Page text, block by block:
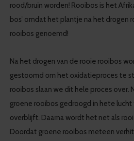
rood/bruin worden! Rooibos is het
bos’ omdat het plantje na het drogen
rooibos genoemd!
Na het drogen van de rooie rooibos
gestoomd om het oxidatieproces te
rooibos slaan we dit hele proces over.
groene rooibos gedroogd in hete
overblijft. Daarna wordt het net als
Doordat groene rooibos meteen